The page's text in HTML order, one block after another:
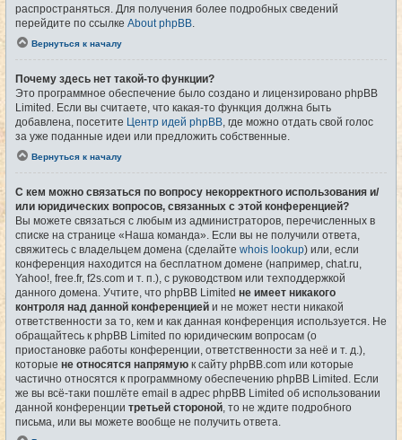
распространяться. Для получения более подробных сведений
перейдите по ссылке About phpBB
Вернуться к началу
Почему здесь нет такой-то функции?
Это программное обеспечение было создано и лицензировано phpBB
Limited. Если вы считаете, что какая-то функция должна быть
добавлена, посетите Центр идей phpBB , где можно отдать свой голос
за уже поданные идеи или предложить собственные.
Вернуться к началу
С кем можно связаться по вопросу некорректного использования и/
или юридических вопросов, связанных с этой конференцией?
Вы можете связаться с любым из администраторов, перечисленных в
списке на странице «Наша команда». Если вы не получили ответа,
свяжитесь с владельцем домена (сделайте whois lookup) или, если
конференция находится на бесплатном домене (например, chat.ru,
Yahoo!, free.fr, f2s.com и т. п.), с руководством или техподдержкой
данного домена. Учтите, что phpBB Limited не имеет никакого
контроля над данной конференцией и не может нести никакой
ответственности за то, кем и как данная конференция используется. Не
обращайтесь к phpBB Limited по юридическим вопросам (о
приостановке работы конференции, ответственности за неё и т. д.),
которые не относятся напрямую к сайту phpBB.com или которые
частично относятся к программному обеспечению phpBB Limited. Если
же вы всё-таки пошлёте email в адрес phpBB Limited об использовании
данной конференции третьей стороной , то не ждите подробного
письма, или вы можете вообще не получить ответа.